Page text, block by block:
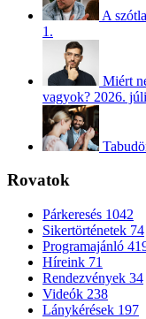
A
1.
Miért
vagyok? 2026.
Rovatok
Párkeresés 1042
Sikertörténetek 74
Programajánló
Híreink 71
Rendezvények 34
Videók 238
Lánykérések 197